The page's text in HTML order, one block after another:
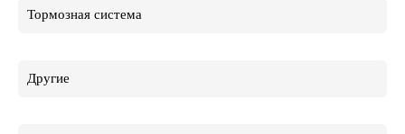
Тормозная система
Другие